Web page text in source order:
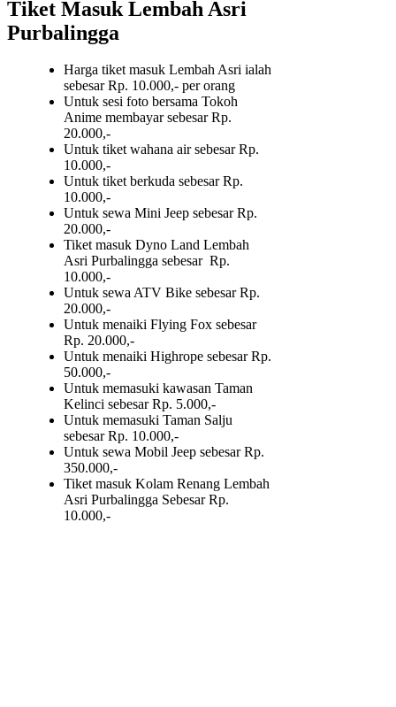
Tiket Masuk Lembah Asri
Purbalingga
Harga tiket masuk Lembah Asri ialah
sebesar Rp. 10.000,- per orang
Untuk sesi foto bersama Tokoh
Anime membayar sebesar Rp.
20.000,-
Untuk tiket wahana air sebesar Rp.
10.000,-
Untuk tiket berkuda sebesar Rp.
10.000,-
Untuk sewa Mini Jeep sebesar Rp.
20.000,-
Tiket masuk Dyno Land Lembah
Asri Purbalingga sebesar Rp.
10.000,-
Untuk sewa ATV Bike sebesar Rp.
20.000,-
Untuk menaiki Flying Fox sebesar
Rp. 20.000,-
Untuk menaiki Highrope sebesar Rp.
50.000,-
Untuk memasuki kawasan Taman
Kelinci sebesar Rp. 5.000,-
Untuk memasuki Taman Salju
sebesar Rp. 10.000,-
Untuk sewa Mobil Jeep sebesar Rp.
350.000,-
Tiket masuk Kolam Renang Lembah
Asri Purbalingga Sebesar Rp.
10.000,-